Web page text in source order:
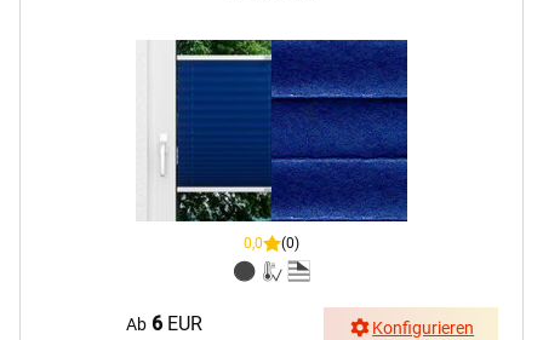
0,0 (0)
Ab 6EUR Konfigurieren